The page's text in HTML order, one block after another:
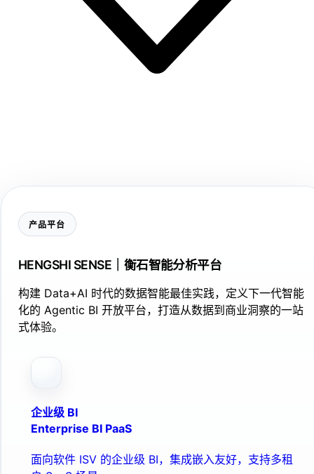
产品平台
HENGSHI SENSE｜衡石智能分析平台
构建 Data+AI 时代的数据智能最佳实践，定义下一代智能
化的 Agentic BI 开放平台，打造从数据到商业洞察的一站
式体验。
企业级 BI
Enterprise BI PaaS
面向软件 ISV 的企业级 BI，集成嵌入友好，支持多租